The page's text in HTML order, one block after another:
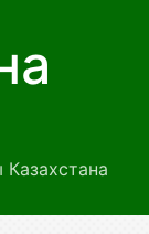
Казахстана